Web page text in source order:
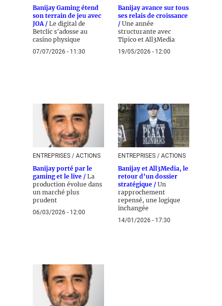
Banijay Gaming étend
son terrain de jeu avec
JOA / Le digital de
Betclic s'adosse au
casino physique
07/07/2026 - 11:30
Banijay avance sur tous
ses relais de croissance
/ Une année
structurante avec
Tipico et All3Media
19/05/2026 - 12:00
ENTREPRISES / ACTIONS
Banijay porté par le
gaming et le live / La
production évolue dans
un marché plus
prudent
06/03/2026 - 12:00
ENTREPRISES / ACTIONS
Banijay et All3Media, le
retour d’un dossier
stratégique / Un
rapprochement
repensé, une logique
inchangée
14/01/2026 - 17:30